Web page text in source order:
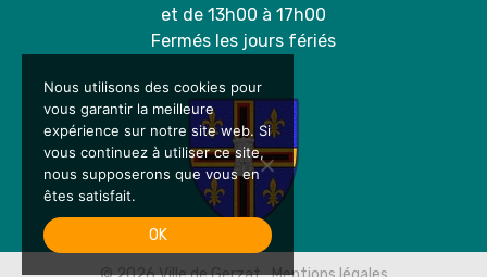
et de 13h00 à 17h00
Fermés les jours fériés
Nous utilisons des cookies pour
vous garantir la meilleure
expérience sur notre site web. Si
vous continuez à utiliser ce site,
nous supposerons que vous en
êtes satisfait.
OK